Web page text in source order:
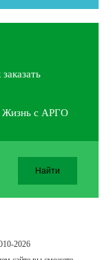
Жизнь с АРГО
2026